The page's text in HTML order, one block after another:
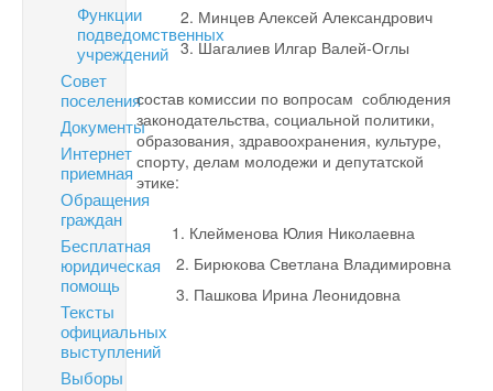
Функции
подведомственных
учреждений
Совет
поселения
Документы
Интернет
приемная
Обращения
граждан
Бесплатная
юридическая
помощь
Тексты
официальных
выступлений
Выборы
2. Минцев Алексей Александрович
3. Шагалиев Илгар Валей-Оглы
состав комиссии по вопросам соблюдения
законодательства, социальной политики,
образования, здравоохранения, культуре,
спорту, делам молодежи и депутатской
этике:
1. Клейменова Юлия Николаевна
2. Бирюкова Светлана Владимировна
3. Пашкова Ирина Леонидовна